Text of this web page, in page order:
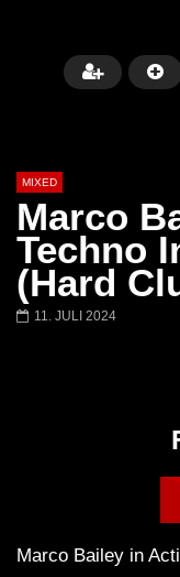
MIXED
Marco
Techno
(Hard
11. JULI 2024
Marco Bailey in